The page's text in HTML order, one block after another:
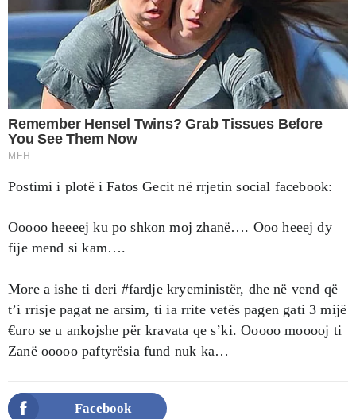
Postimi i plotë i Fatos Gecit në rrjetin social facebook:
Ooooo heeeej ku po shkon moj zhanë…. Ooo heeej dy
fije mend si kam….
More a ishe ti deri #fardje kryeministër, dhe në vend që
t’i rrisje pagat ne arsim, ti ia rrite vetës pagen gati 3 mijë
€uro se u ankojshe për kravata qe s’ki. Ooooo mooooj ti
Zanë ooooo paftyrësia fund nuk ka…
Facebook